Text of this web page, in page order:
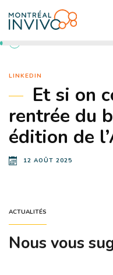
LINKEDIN
Et si on
rentrée du
édition de
12 AOÛT 2025
ACTUALITÉS
Nous vous